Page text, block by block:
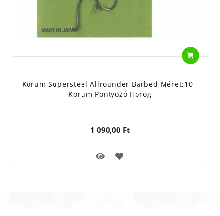
Korum Supersteel Allrounder Barbed Méret:10 -
Korum Pontyozó Horog
1 090,00 Ft